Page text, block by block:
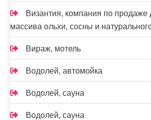
Византия, компания по продаже
массива ольхи, сосны и
Вираж, мотель
Водолей, автомойка
Водолей, сауна
Водолей, сауна